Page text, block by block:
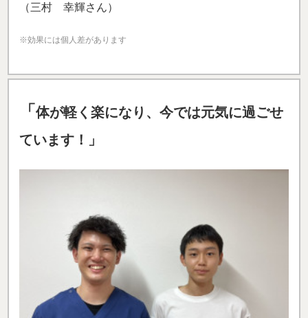
（三村 幸輝さん）
※効果には個人差があります
「体が軽く楽になり、今では元気に過ごせ
ています！」